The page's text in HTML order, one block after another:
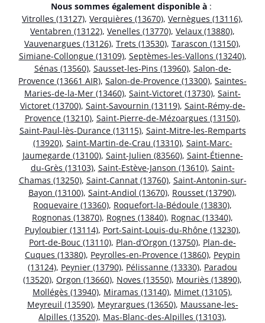
Nous sommes également disponible à :
Vitrolles (13127), Verquières (13670), Vernègues (13116),
Ventabren (13122), Venelles (13770), Velaux (13880),
Vauvenargues (13126), Trets (13530), Tarascon (13150),
Simiane-Collongue (13109), Septèmes-les-Vallons (13240),
Sénas (13560), Sausset-les-Pins (13960), Salon-de-
Provence (13661 AIR), Salon-de-Provence (13300), Saintes-
Maries-de-la-Mer (13460), Saint-Victoret (13730), Saint-
Victoret (13700), Saint-Savournin (13119), Saint-Rémy-de-
Provence (13210), Saint-Pierre-de-Mézoargues (13150),
Saint-Paul-lès-Durance (13115), Saint-Mitre-les-Remparts
(13920), Saint-Martin-de-Crau (13310), Saint-Marc-
Jaumegarde (13100), Saint-Julien (83560), Saint-Étienne-
du-Grès (13103), Saint-Estève-Janson (13610), Saint-
Chamas (13250), Saint-Cannat (13760), Saint-Antonin-sur-
Bayon (13100), Saint-Andiol (13670), Rousset (13790),
Roquevaire (13360), Roquefort-la-Bédoule (13830),
Rognonas (13870), Rognes (13840), Rognac (13340),
Puyloubier (13114), Port-Saint-Louis-du-Rhône (13230),
Port-de-Bouc (13110), Plan-d’Orgon (13750), Plan-de-
Cuques (13380), Peyrolles-en-Provence (13860), Peypin
(13124), Peynier (13790), Pélissanne (13330), Paradou
(13520), Orgon (13660), Noves (13550), Mouriès (13890),
Mollégès (13940), Miramas (13140), Mimet (13105),
Meyreuil (13590), Meyrargues (13650), Maussane-les-
Alpilles (13520), Mas-Blanc-des-Alpilles (13103),